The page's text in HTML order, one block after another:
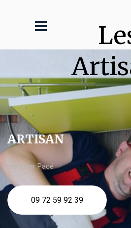
ARTISAN
plombier Pacé
09 72 59 92 39